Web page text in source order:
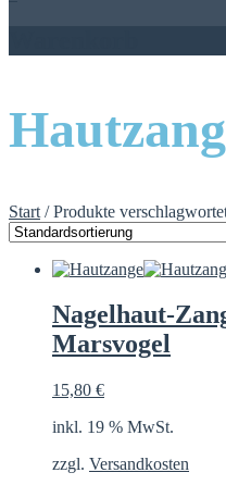
Start / Produkte
Nagelhaut-
Marsvogel
15,80 €
inkl. 19 % MwSt.
zzgl. Versandkosten